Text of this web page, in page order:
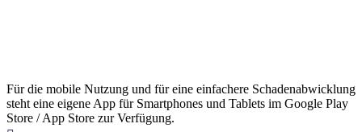
Für die mobile Nutzung und für eine einfachere Schadenabwicklung
steht eine eigene App für Smartphones und Tablets im Google Play
Store / App Store zur Verfügung.